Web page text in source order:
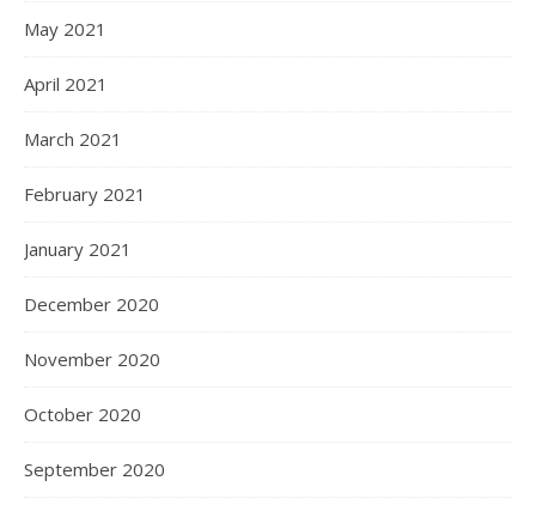
May 2021
April 2021
March 2021
February 2021
January 2021
December 2020
November 2020
October 2020
September 2020